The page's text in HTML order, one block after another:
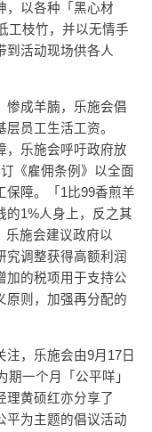
，以各种「黑心材
工枝竹，并以无情手
到活动现场供各人
惨成羊腩，乐施会倡
员工生活工资。
，乐施会呼吁政府放
《雇佣条例》以全面
保障。「1比99香煎羊
的1%人身上，反之其
乐施会建议政府以
究调整获得高额利润
加的税项用于支持公
原则，加强再分配的
，乐施会由9月17日
期一个月「公平咩」
理黄硕红亦分享了
平为主题的倡议活动